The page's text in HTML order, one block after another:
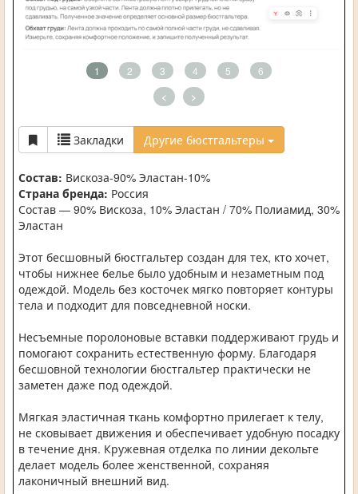
1 2 3 4 5 6
< >
Закладки Другие бюстгальтеры
Состав: Вискоза-90% Эластан-10%
Страна бренда: Россия
Состав — 90% Вискоза, 10% Эластан / 70% Полиамид, 30%
Эластан
Этот бесшовный бюстгальтер создан для тех, кто хочет,
чтобы нижнее белье было удобным и незаметным под
одеждой. Модель без косточек мягко повторяет контуры
тела и подходит для повседневной носки.
Несъемные поролоновые вставки поддерживают грудь и
помогают сохранить естественную форму. Благодаря
бесшовной технологии бюстгальтер практически не
заметен даже под одеждой.
Мягкая эластичная ткань комфортно прилегает к телу,
не сковывает движения и обеспечивает удобную посадку
в течение дня. Кружевная отделка по линии декольте
делает модель более женственной, сохраняя
лаконичный внешний вид.